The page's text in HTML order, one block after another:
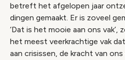
betreft het afgelopen jaar
dingen gemaakt. Er is zoveel
‘Dat is het mooie aan ons vak’,
het meest veerkrachtige vak
aan crisissen, de kracht van